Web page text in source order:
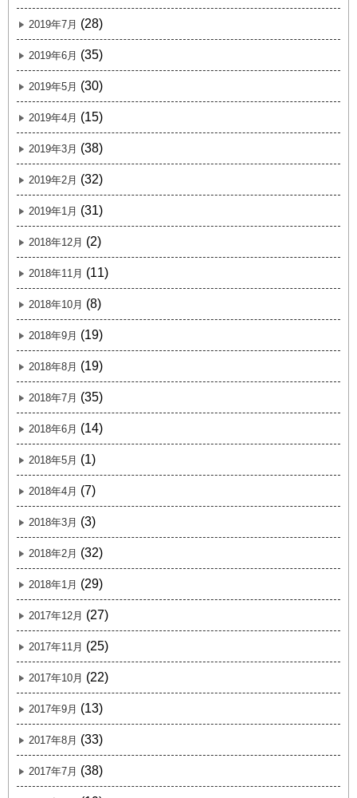
2019年7月 (28)
2019年6月 (35)
2019年5月 (30)
2019年4月 (15)
2019年3月 (38)
2019年2月 (32)
2019年1月 (31)
2018年12月 (2)
2018年11月 (11)
2018年10月 (8)
2018年9月 (19)
2018年8月 (19)
2018年7月 (35)
2018年6月 (14)
2018年5月 (1)
2018年4月 (7)
2018年3月 (3)
2018年2月 (32)
2018年1月 (29)
2017年12月 (27)
2017年11月 (25)
2017年10月 (22)
2017年9月 (13)
2017年8月 (33)
2017年7月 (38)